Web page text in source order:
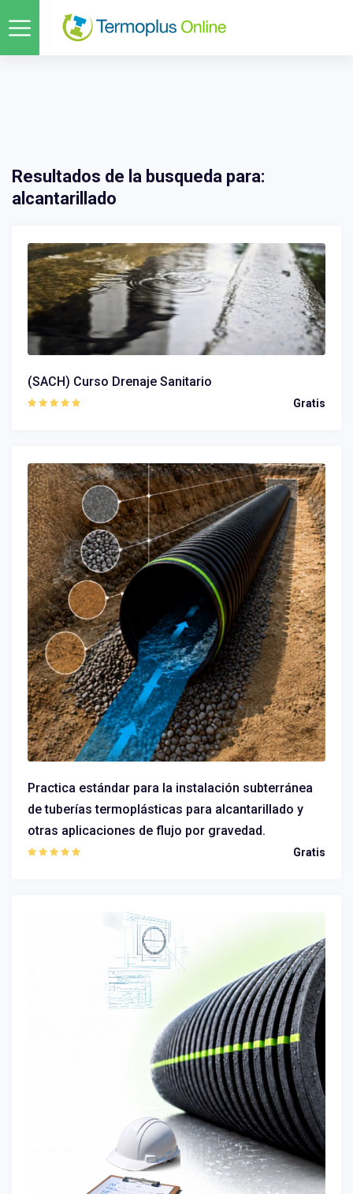
Resultados de la busqueda para:
alcantarillado
(SACH) Curso Drenaje Sanitario
Gratis
Practica estándar para la instalación subterránea
de tuberías termoplásticas para alcantarillado y
otras aplicaciones de flujo por gravedad.
Gratis